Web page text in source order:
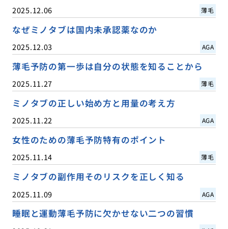
2025.12.06 薄毛
なぜミノタブは国内未承認薬なのか
2025.12.03 AGA
薄毛予防の第一歩は自分の状態を知ることから
2025.11.27 薄毛
ミノタブの正しい始め方と用量の考え方
2025.11.22 AGA
女性のための薄毛予防特有のポイント
2025.11.14 薄毛
ミノタブの副作用そのリスクを正しく知る
2025.11.09 AGA
睡眠と運動薄毛予防に欠かせない二つの習慣